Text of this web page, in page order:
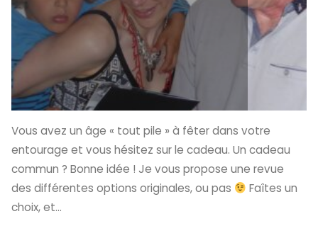
Vous avez un âge « tout pile » à fêter dans votre
entourage et vous hésitez sur le cadeau. Un cadeau
commun ? Bonne idée ! Je vous propose une revue
des différentes options originales, ou pas
Faîtes un
choix, et…